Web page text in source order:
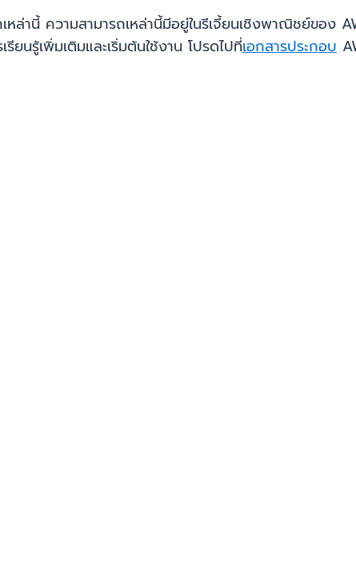
เหล่านี้ ความสามารถเหล่านี้มีอยู่ในรีเจี้ยนเชิงพาณิชย์ขอ
ยนรู้เพิ่มเติมและเริ่มต้นใช้งาน โปรดไปที่เอกสารประกอบ